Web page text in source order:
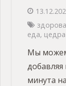
еда,
Мы
минута